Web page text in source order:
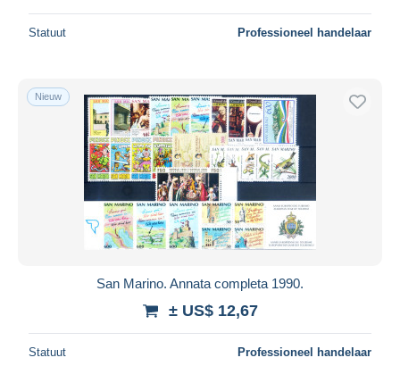
Statuut Professioneel handelaar
Nieuw
San Marino. Annata completa 1990.
± US$ 12,67
Statuut Professioneel handelaar